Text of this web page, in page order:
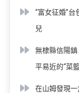
“富女征婚”
兒
無棣縣信陽
平易近的“菜
在山姆發現